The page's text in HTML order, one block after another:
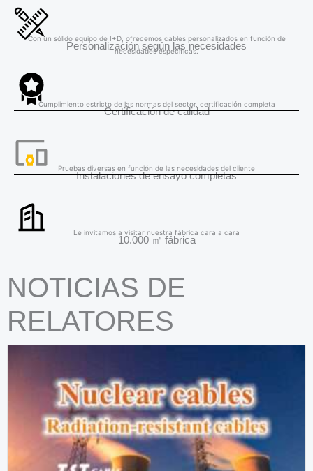
Personalización según las necesidades
Con un sólido equipo de I+D, ofrecemos cables personalizados en función de
necesidades específicas.
Certificación de calidad
Cumplimiento estricto de las normas del sector, certificación completa
Instalaciones de ensayo completas
Pruebas diversas en función de las necesidades del cliente
10.000 ㎡ fábrica
Le invitamos a visitar nuestra fábrica cara a cara
NOTICIAS DE
RELATORES